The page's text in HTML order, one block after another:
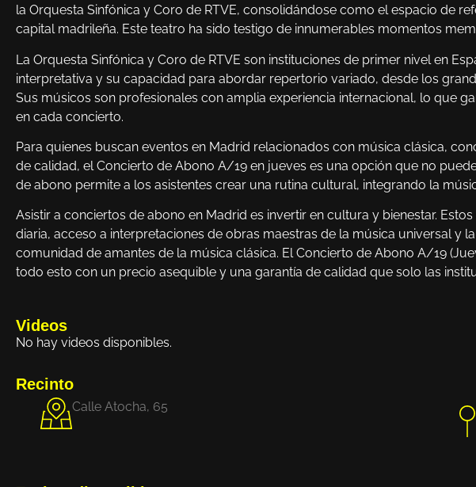
la Orquesta Sinfónica y Coro de RTVE, consolidándose como el espacio de
capital madrileña. Este teatro ha sido testigo de innumerables momentos
La Orquesta Sinfónica y Coro de RTVE son instituciones de primer nivel en
interpretativa y su capacidad para abordar repertorio variado, desde los
Sus músicos son profesionales con amplia experiencia internacional, lo que
en cada concierto.
Para quienes buscan eventos en Madrid relacionados con música clásica,
de calidad, el Concierto de Abono A/19 en jueves es una opción que no
de abono permite a los asistentes crear una rutina cultural, integrando la
Asistir a conciertos de abono en Madrid es invertir en cultura y bienestar.
diaria, acceso a interpretaciones de obras maestras de la música universal y
comunidad de amantes de la música clásica. El Concierto de Abono A/19
todo esto con un precio asequible y una garantía de calidad que solo las
Videos
No hay videos disponibles.
Recinto
Calle Atocha, 65